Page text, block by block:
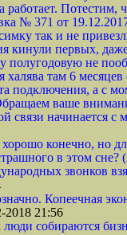
Потестим,
№ 371 от
так и не
кинули первых,
полугодовую не
халява там 6
подключения, а с
ваше
связи начинается
хорошо конечно, но
в этом сне?
звонков
Копеечная
2018 21:56
собираются